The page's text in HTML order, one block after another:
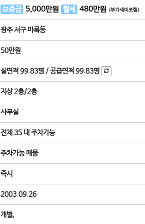
보증금 5,000만원 월세 480만원 (부가세미포함)
광주 서구 마륵동
50만원
실면적99.83평 /공급면적99.83평
지상 2층/2층
사무실
전체 35 대 주차가능
주차가능 매물
즉시
2003.09.26
개별,